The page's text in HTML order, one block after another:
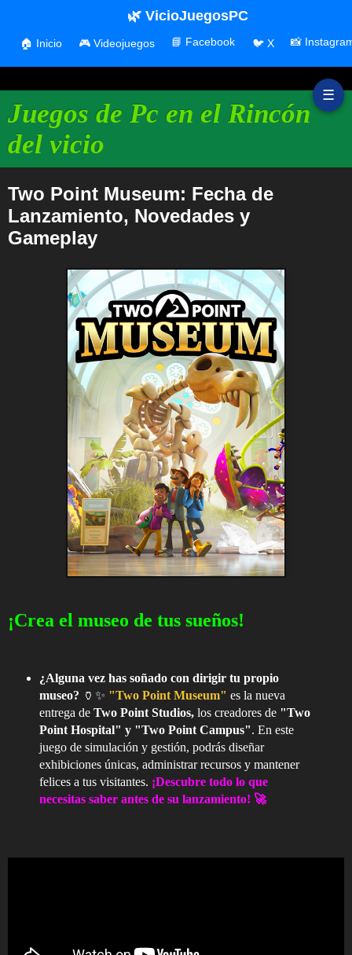
☰
Juegos de Pc en el Rincón
del vicio
🌿 VicioJuegosPC
🏠 Inicio 🎮 Videojuegos 📘 Facebook 🐦 X 📸
Two Point Museum: Fecha de
Lanzamiento, Novedades y
Gameplay
¡Crea el museo de tus sueños!
¿Alguna vez has soñado con dirigir tu propio
museo? 🏺✨ "Two Point Museum" es la nueva
entrega de Two Point Studios,los creadores de "Two
Point Hospital" y "Two Point Campus". En este
juego de simulación y gestión, podrás diseñar
exhibiciones únicas, administrar recursos y mantener
felices a tus visitantes. ¡Descubre todo lo que
necesitas saber antes de su lanzamiento! 🚀